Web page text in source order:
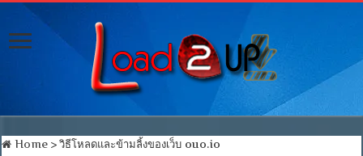
Home > วิธีโหลดและข้ามลิ้งของเว็บ ouo.io